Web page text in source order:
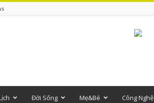
Đời Sống Mẹ&Bé Công Nghệ